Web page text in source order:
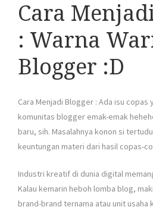
Cara
: Warna
Blogger :D
Cara Menjadi Blogger : Ada isu copas
komunitas blogger emak-emak
baru, sih. Masalahnya konon si
keuntungan materi dari hasil copas-
Industri kreatif di dunia digital
Kalau kemarin heboh lomba blog,
brand-brand ternama atau unit usaha